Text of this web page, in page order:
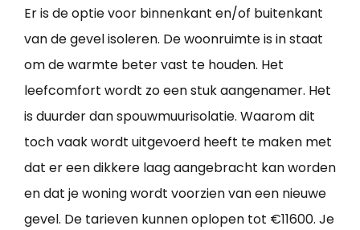
Er is de optie voor binnenkant en/of buitenkant
van de gevel isoleren. De woonruimte is in staat
om de warmte beter vast te houden. Het
leefcomfort wordt zo een stuk aangenamer. Het
is duurder dan spouwmuurisolatie. Waarom dit
toch vaak wordt uitgevoerd heeft te maken met
dat er een dikkere laag aangebracht kan worden
en dat je woning wordt voorzien van een nieuwe
gevel. De tarieven kunnen oplopen tot €11600. Je